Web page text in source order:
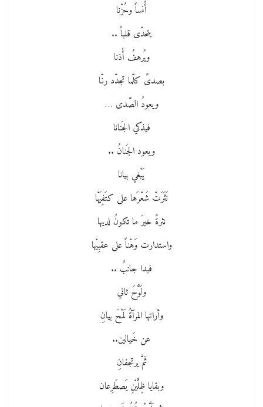
أُنساً وحُزْنا
يتحدّى قلباً ..
ويُرهفُ أُذنا
بصدىً كلّما تجدّد رنّا
ويعودُ الصّدى …
فيذكي الجَنانا
ويعود الجَنانُ ..
يَبْغي بيانا
نَثَرَتْ شَعْرَها على كتَفِيَهْا
نثرةً خيرَ ما تكونُ لديها
واستدارت وَهْناً على عقبِيْها
فبدا جانبٌ ..
ولَوَّحَ ثاني
وأراتها المرآةُ لَمْحَ بيانِ
عن خَيالين..
ثَمَّ يرتجفانِ
وبقايا ظِلَّيْنِ يَصطَرِعان